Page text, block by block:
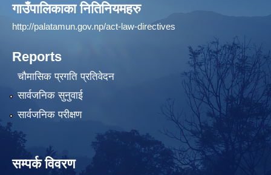
गाउँपालिकाका नितिनियमहरु
http://palatamun.gov.np/act-law-directives
Reports
चौमासिक प्रगति प्रतिवेदन
सार्वजनिक सुनुवाई
सार्वजनिक परीक्षण
सम्पर्क विवरण